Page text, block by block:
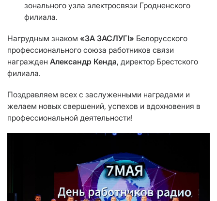
зонального узла электросвязи Гродненского
филиала.
Нагрудным знаком «ЗА ЗАСЛУГІ» Белорусского
профессионального союза работников связи
награжден Александр Кенда, директор Брестского
филиала.
Поздравляем всех с заслуженными наградами и
желаем новых свершений, успехов и вдохновения в
профессиональной деятельности!